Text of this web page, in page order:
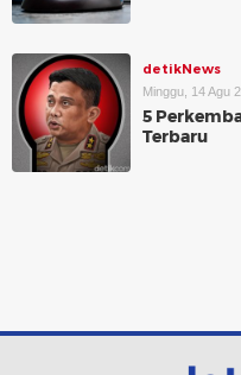
detikNews
Minggu, 14 Agu
5
Terbaru